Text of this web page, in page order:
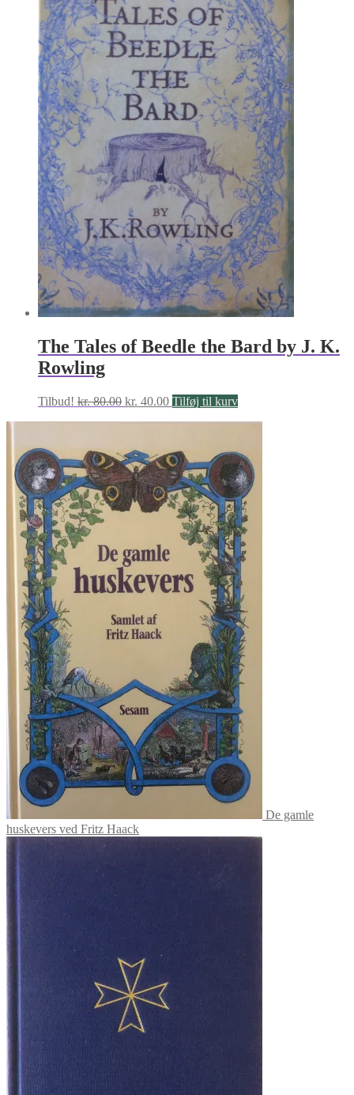
The Tales of Beedle the Bard by J. K.
Rowling
Tilbud! kr.80.00 Den
kr. 80.00.
kr. 40.00Den
kr. 40.00.
Tilføj til kurv
De gamle
huskevers ved Fritz Haack